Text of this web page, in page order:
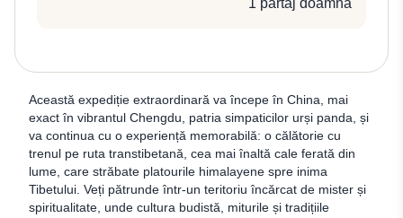
Această expediție extraordinară va începe în China, mai
exact în vibrantul Chengdu, patria simpaticilor urși panda, și
va continua cu o experiență memorabilă: o călătorie cu
trenul pe ruta transtibetană, cea mai înaltă cale ferată din
lume, care străbate platourile himalayene spre inima
Tibetului. Veți pătrunde într-un teritoriu încărcat de mister și
spiritualitate, unde cultura budistă, miturile și tradițiile
1 partaj doamna